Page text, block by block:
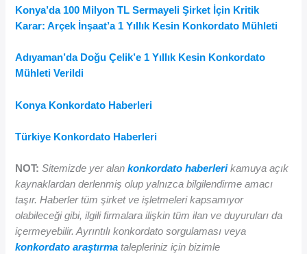
Konya’da 100 Milyon TL Sermayeli Şirket İçin Kritik
Karar: Arçek İnşaat’a 1 Yıllık Kesin Konkordato Mühleti
Adıyaman’da Doğu Çelik’e 1 Yıllık Kesin Konkordato
Mühleti Verildi
Konya Konkordato Haberleri
Türkiye Konkordato Haberleri
NOT:Sitemizde yer alankonkordato haberlerikamuya açık
kaynaklardan derlenmiş olup yalnızca bilgilendirme amacı
taşır. Haberler tüm şirket ve işletmeleri kapsamıyor
olabileceği gibi, ilgili firmalara ilişkin tüm ilan ve duyuruları da
içermeyebilir. Ayrıntılı konkordato sorgulaması veya
konkordato araştırma talepleriniz için bizimle